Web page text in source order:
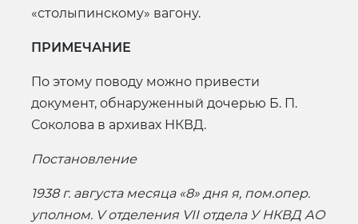
«столыпинскому» вагону.
ПРИМЕЧАНИЕ
По этому поводу можно привести
документ, обнаруженный дочерью Б. П.
Соколова в архивах НКВД.
Постановление
1938 г. августа месяца «8» дня я, пом.опер.
уполном. V отделения VII отдела У НКВД АО